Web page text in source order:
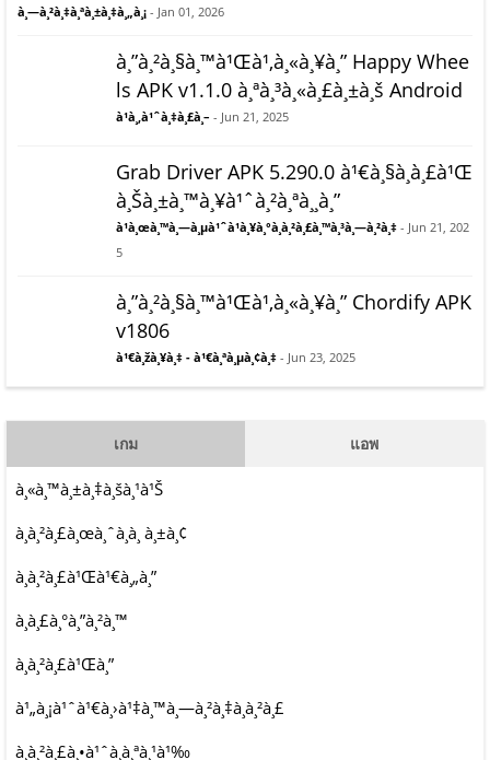
à¸—à¸²à¸‡à¸ªà¸±à¸‡à¸„à¸¡ - Jan 01, 2026
à¸”à¸²à¸§à¸™à¹Œà¹‚à¸«à¸¥à¸” Happy Whee
ls APK v1.1.0 à¸ªà¸³à¸«à¸£à¸±à¸š Android
à¹à¸‚à¹ˆà¸‡à¸£à¸– - Jun 21, 2025
Grab Driver APK 5.290.0 à¹€à¸§à¸­à¸£à¹Œ
à¸Šà¸±à¸™à¸¥à¹ˆà¸²à¸ªà¸¸à¸”
à¹à¸œà¸™à¸—à¸µà¹ˆà¹à¸¥à¸°à¸à¸²à¸£à¸™à¸³à¸—à¸²à¸‡ - Jun 21, 202
5
à¸”à¸²à¸§à¸™à¹Œà¹‚à¸«à¸¥à¸” Chordify APK
v1806
à¹€à¸žà¸¥à¸‡ - à¹€à¸ªà¸µà¸¢à¸‡ - Jun 23, 2025
เกม แอพ
à¸«à¸™à¸±à¸‡à¸šà¸¹à¹Š
à¸à¸²à¸£à¸œà¸ˆà¸à¸ à¸±à¸¢
à¸­à¸²à¸£à¹Œà¹€à¸„à¸”
à¸à¸£à¸°à¸”à¸²à¸™
à¸à¸²à¸£à¹Œà¸”
à¹„à¸¡à¹ˆà¹€à¸›à¹‡à¸™à¸—à¸²à¸‡à¸à¸²à¸£
à¸à¸²à¸£à¸•à¹ˆà¸­à¸ªà¸¹à¹‰